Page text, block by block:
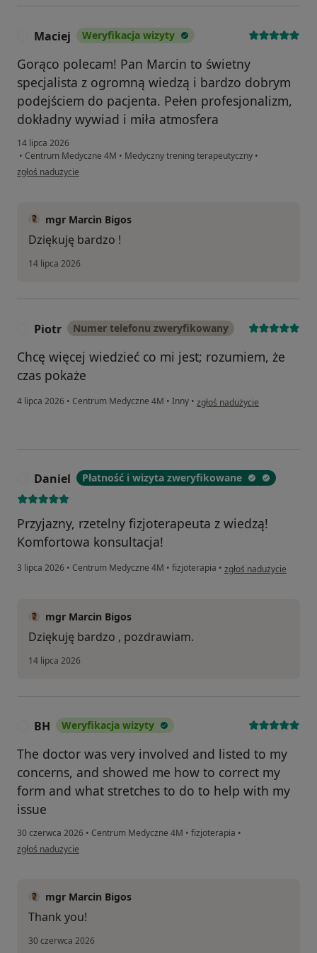
Maciej Weryfikacja wizyty
Gorąco polecam! Pan Marcin to świetny
specjalista z ogromną wiedzą i bardzo dobrym
podejściem do pacjenta. Pełen profesjonalizm,
dokładny wywiad i miła atmosfera
14 lipca 2026
• Centrum Medyczne 4M • Medyczny trening terapeutyczny •
w opinii użytkownika Maciej
zgłoś nadużycie
mgr Marcin Bigos
Dziękuję bardzo !
14 lipca 2026
Piotr Numer telefonu zweryfikowany
Chcę więcej wiedzieć co mi jest; rozumiem, że
czas pokaże
4 lipca 2026 • Centrum Medyczne 4M • Inny • w opinii użytkownika Piotr
zgłoś nadużycie
Daniel Płatność i wizyta zweryfikowane
Przyjazny, rzetelny fizjoterapeuta z wiedzą!
Komfortowa konsultacja!
3 lipca 2026 • Centrum Medyczne 4M • fizjoterapia • w opinii użytkownika
zgłoś nadużycie
mgr Marcin Bigos
Dziękuję bardzo , pozdrawiam.
14 lipca 2026
BH Weryfikacja wizyty
The doctor was very involved and listed to my
concerns, and showed me how to correct my
form and what stretches to do to help with my
issue
30 czerwca 2026 • Centrum Medyczne 4M • fizjoterapia •
w opinii użytkownika BH
zgłoś nadużycie
mgr Marcin Bigos
Thank you!
30 czerwca 2026